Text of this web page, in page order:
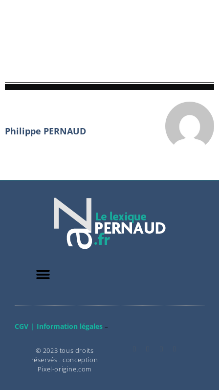
Philippe PERNAUD
CGV | Information légales–
© 2023 tous droits
réservés . conception
Pixel-origine.com